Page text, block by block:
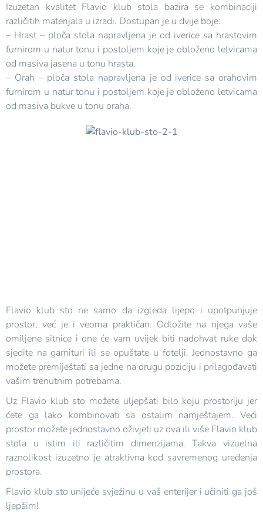
Izuzetan kvalitet Flavio klub stola bazira se kombinaciji
različitih materijala u izradi. Dostupan je u dvije boje:
– Hrast – ploča stola napravljena je od iverice sa hrastovim
furnirom u natur tonu i postoljem koje je obloženo letvicama
od masiva jasena u tonu hrasta.
– Orah – ploča stola napravljena je od iverice sa orahovim
furnirom u natur tonu i postoljem koje je obloženo letvicama
od masiva bukve u tonu oraha.
Flavio klub sto ne samo da izgleda lijepo i upotpunjuje
prostor, već je i veoma praktičan. Odložite na njega vaše
omiljene sitnice i one će vam uvijek biti nadohvat ruke dok
sjedite na garnituri ili se opuštate u fotelji. Jednostavno ga
možete premiještati sa jedne na drugu poziciju i prilagođavati
vašim trenutnim potrebama.
Uz Flavio klub sto možete uljepšati bilo koju prostoriju jer
ćete ga lako kombinovati sa ostalim namještajem. Veći
prostor možete jednostavno oživjeti uz dva ili više Flavio klub
stola u istim ili različitim dimenzijama. Takva vizuelna
raznolikost izuzetno je atraktivna kod savremenog uređenja
prostora.
Flavio klub sto unijeće svježinu u vaš enterijer i učiniti ga još
ljepšim!